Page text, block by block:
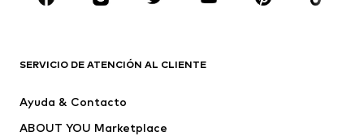
ROPA
Camisetas
Jeans
Pantalones
SERVICIO DE ATENCIÓN AL CLIENTE
Ayuda & Contacto
ABOUT YOU Marketplace